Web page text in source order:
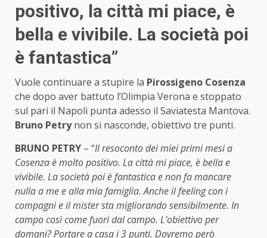
positivo, la città mi piace, è
bella e vivibile. La società poi
è fantastica”
Vuole continuare a stupire la Pirossigeno Cosenza
che dopo aver battuto l’Olimpia Verona e stoppato
sul pari il Napoli punta adesso il Saviatesta Mantova.
Bruno Petrynon si nasconde, obiettivo tre punti.
BRUNO PETRY – “Il resoconto dei miei primi mesi a
Cosenza è molto positivo. La città mi piace, è bella e
vivibile. La società poi è fantastica e non fa mancare
nulla a me e alla mia famiglia. Anche il feeling con i
compagni e il mister sta migliorando sensibilmente. In
campo così come fuori dal campo. L’obiettivo per
domani? Portare a casa i 3 punti. Dovremo però